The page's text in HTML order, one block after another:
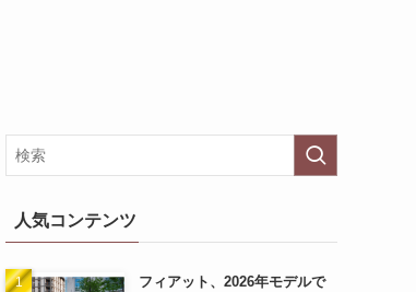
人気コンテンツ
フィアット、2026年モデルで